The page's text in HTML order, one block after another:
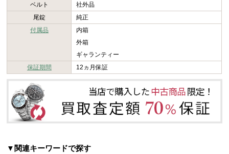
ベルト
社外品
尾錠
純正
付属品
内箱
外箱
ギャランティー
保証期間
12ヵ月保証
▼関連キーワードで探す